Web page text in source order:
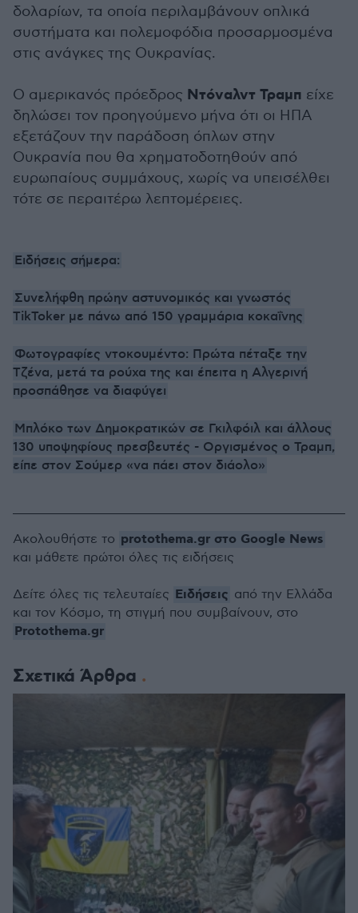
δολαρίων, τα οποία περιλαμβάνουν οπλικά
συστήματα και πολεμοφόδια προσαρμοσμένα
στις ανάγκες της Ουκρανίας.
Ο αμερικανός πρόεδρος Ντόναλντ Τραμπ είχε
δηλώσει τον προηγούμενο μήνα ότι οι ΗΠΑ
εξετάζουν την παράδοση όπλων στην
Ουκρανία που θα χρηματοδοτηθούν από
ευρωπαίους συμμάχους, χωρίς να υπεισέλθει
τότε σε περαιτέρω λεπτομέρειες.
Ειδήσεις σήμερα:
Συνελήφθη πρώην αστυνομικός και γνωστός
TikToker με πάνω από 150 γραμμάρια κοκαΐνης
Φωτογραφίες ντοκουμέντο: Πρώτα πέταξε την
Τζένα, μετά τα ρούχα της και έπειτα η Αλγερινή
προσπάθησε να διαφύγει
Μπλόκο των Δημοκρατικών σε Γκιλφόιλ και άλλους
130 υποψηφίους πρεσβευτές - Οργισμένος ο Τραμπ,
είπε στον Σούμερ «να πάει στον διάολο»
Σχετικά Άρθρα
Ακολουθήστε το protothema.gr στο Google News
και μάθετε πρώτοι όλες τις ειδήσεις
Δείτε όλες τις τελευταίες Ειδήσεις από την Ελλάδα
και τον Κόσμο, τη στιγμή που συμβαίνουν, στο
Protothema.gr